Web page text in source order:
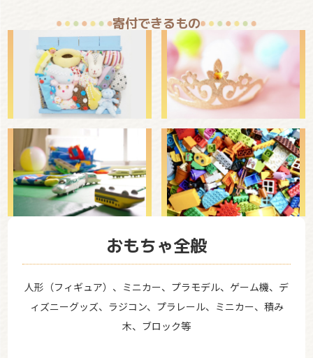
寄付できるもの
おもちゃ全般
人形（フィギュア）、ミニカー、プラモデル、ゲーム機、デ
ィズニーグッズ、ラジコン、プラレール、ミニカー、積み
木、ブロック等